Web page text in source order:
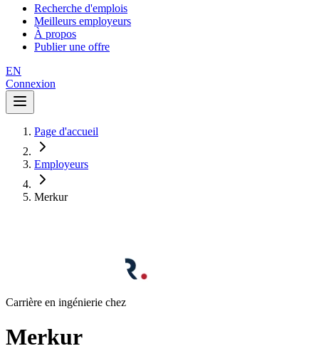
Recherche d'emplois
Meilleurs employeurs
À propos
Publier une offre
EN
Connexion
Page d'accueil
Employeurs
Merkur
Carrière en ingénierie chez
Merkur